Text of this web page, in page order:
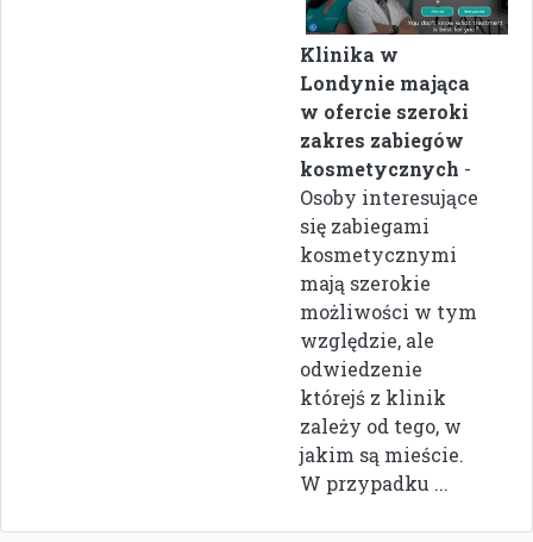
Klinika w
Londynie mająca
w ofercie szeroki
zakres zabiegów
kosmetycznych -
Osoby interesujące
się zabiegami
kosmetycznymi
mają szerokie
możliwości w tym
względzie, ale
odwiedzenie
którejś z klinik
zależy od tego, w
jakim są mieście.
W przypadku ...